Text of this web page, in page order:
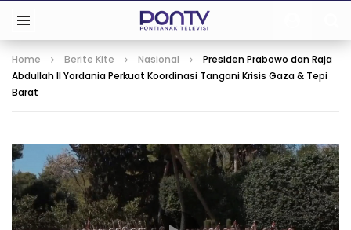
Home Berite Kite Nasional
Presiden Prabowo dan Raja
Abdullah II Yordania Perkuat Koordinasi Tangani Krisis Gaza & Tepi
Barat